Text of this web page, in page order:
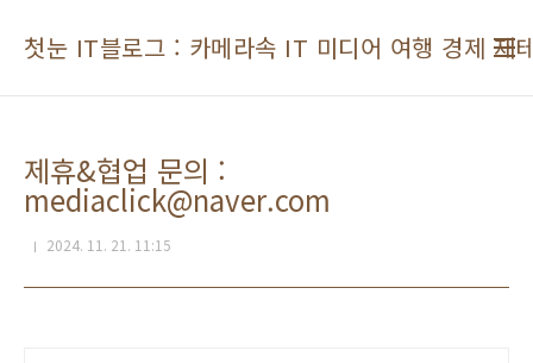
첫눈 IT블로그 : 카메라속 IT 미디어 여행 경제 재
제휴&협업 문의 :
mediaclick@naver.com
2024. 11. 21. 11:15